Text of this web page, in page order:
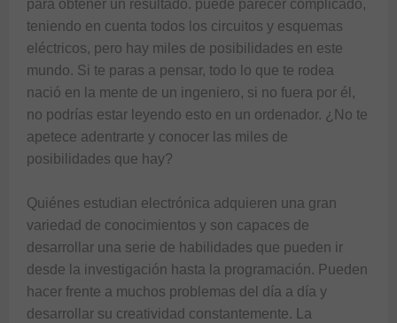
para obtener un resultado. puede parecer complicado,
teniendo en cuenta todos los circuitos y esquemas
eléctricos, pero hay miles de posibilidades en este
mundo. Si te paras a pensar, todo lo que te rodea
nació en la mente de un ingeniero, si no fuera por él,
no podrías estar leyendo esto en un ordenador. ¿No te
apetece adentrarte y conocer las miles de
posibilidades que hay?
Quiénes estudian electrónica adquieren una gran
variedad de conocimientos y son capaces de
desarrollar una serie de habilidades que pueden ir
desde la investigación hasta la programación. Pueden
hacer frente a muchos problemas del día a día y
desarrollar su creatividad constantemente. La